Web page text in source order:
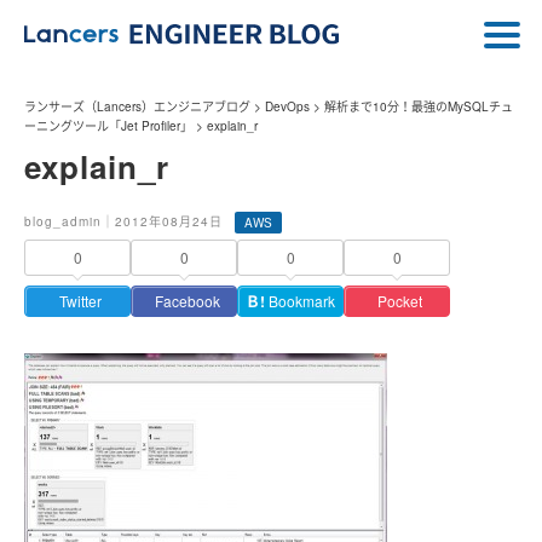
ランサーズ（Lancers）エンジニアブログ > DevOps > 解析まで10分！最強のMySQLチュ
ーニングツール「Jet Profiler」
> explain_r
explain_r
blog_admin｜2012年08月24日 AWS
0
Twitter
0
Facebook
0
Ｂ! Bookmark
0
Pocket